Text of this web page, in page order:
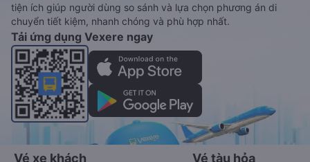
tiện ích giúp người dùng so sánh và lựa chọn phương án di
chuyển tiết kiệm, nhanh chóng và phù hợp nhất.
Tải ứng dụng Vexere ngay
Vé xe khách Vé tàu hỏa